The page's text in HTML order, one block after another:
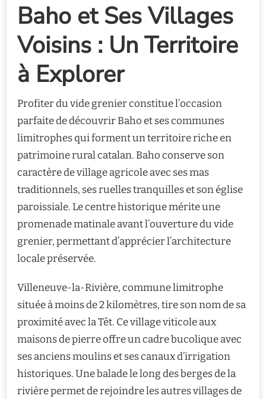
Baho et Ses Villages
Voisins : Un Territoire
à Explorer
Profiter du vide grenier constitue l’occasion
parfaite de découvrir Baho et ses communes
limitrophes qui forment un territoire riche en
patrimoine rural catalan. Baho conserve son
caractère de village agricole avec ses mas
traditionnels, ses ruelles tranquilles et son église
paroissiale. Le centre historique mérite une
promenade matinale avant l’ouverture du vide
grenier, permettant d’apprécier l’architecture
locale préservée.
Villeneuve-la-Rivière, commune limitrophe
située à moins de 2 kilomètres, tire son nom de sa
proximité avec la Têt. Ce village viticole aux
maisons de pierre offre un cadre bucolique avec
ses anciens moulins et ses canaux d’irrigation
historiques. Une balade le long des berges de la
rivière permet de rejoindre les autres villages de